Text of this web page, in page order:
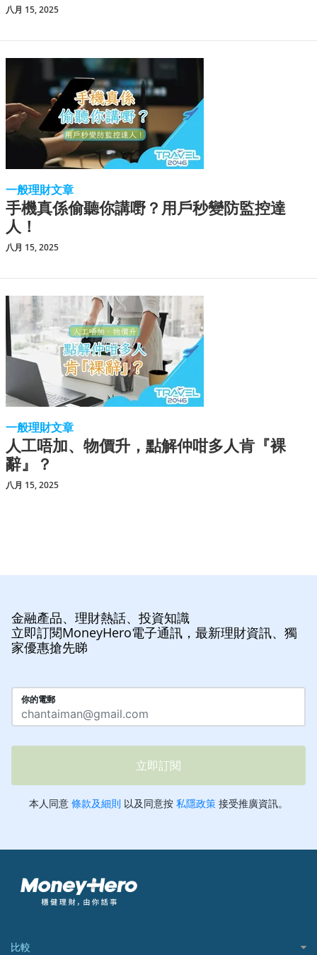
八月 15, 2025
一般理財文章
手機真係偷聽你講嘢？用戶秒變防監控達
人！
八月 15, 2025
一般理財文章
人工唔加、物價升，點解仲咁多人肯『裸
辭』？
八月 15, 2025
金融產品、理財熱話、投資知識
立即訂閱MoneyHero電子通訊，最新理財資訊、獨
家優惠搶先睇
比較